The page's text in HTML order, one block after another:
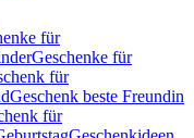
für
Geschenke für
für
Geschenk beste Freundin
für